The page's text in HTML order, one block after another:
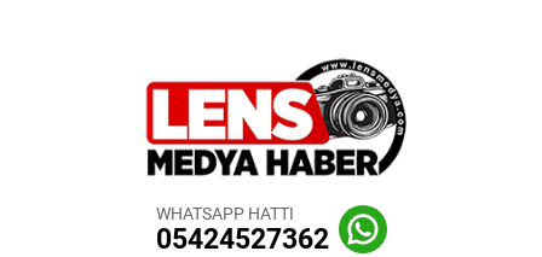
WHATSAPP HATTI
05424527362